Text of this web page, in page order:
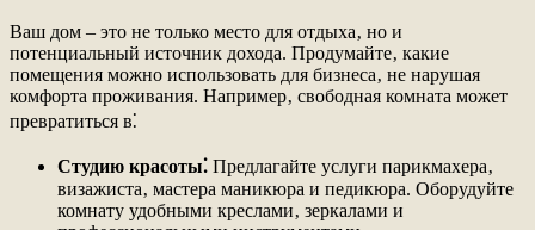
Ваш дом – это не только место для отдыха‚ но и
потенциальный источник дохода. Продумайте‚ какие
помещения можно использовать для бизнеса‚ не нарушая
комфорта проживания. Например‚ свободная комната может
превратиться в⁚
Студию красоты⁚ Предлагайте услуги парикмахера‚
визажиста‚ мастера маникюра и педикюра. Оборудуйте
комнату удобными креслами‚ зеркалами и